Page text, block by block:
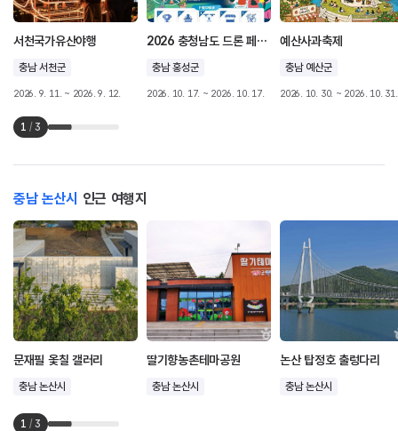
서천국가유산야행
충남 서천군
2026. 9. 11. ~ 2026. 9. 12.
2026 충청남도 드론 페스타
충남 홍성군
2026. 10. 17. ~ 2026. 10. 17.
예산사과축제
충남 예산군
2026. 10. 30. ~ 2026. 10. 31.
1 / 3
충남 논산시 인근 여행지
문재필 옻칠 갤러리
충남 논산시
딸기향농촌테마공원
충남 논산시
논산 탑정호 출렁다리
충남 논산시
1 / 3